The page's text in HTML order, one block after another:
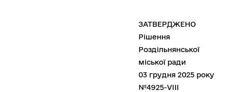
ЗАТВЕРДЖЕНО
Рішення
Роздільнянської
міської ради
03 грудня 2025 року
№4925-VIII